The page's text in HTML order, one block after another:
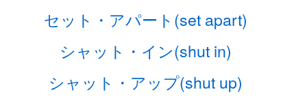
セット・アパート(set apart)
シャット・イン(shut in)
シャット・アップ(shut up)